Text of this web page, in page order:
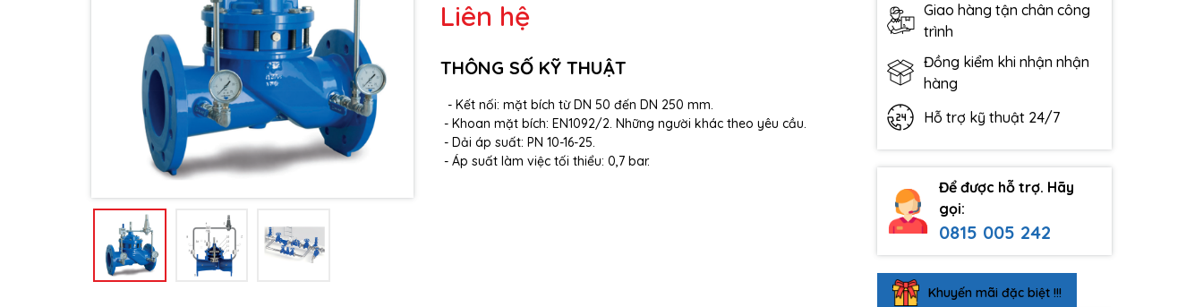
Liên hệ
THÔNG SỐ KỸ THUẬT
- Kết nối: mặt bích từ DN 50 đến DN 250 mm.
- Khoan mặt bích: EN1092/2. Những người khác theo yêu cầu.
- Dải áp suất: PN 10-16-25.
- Áp suất làm việc tối thiểu: 0,7 bar.
Giao hàng tận chân công
trình
Đồng kiểm khi nhận nhận
hàng
Hỗ trợ kỹ thuật 24/7
Để được hỗ trợ. Hãy
gọi:
0815 005 242
Khuyến mãi đặc biệt !!!